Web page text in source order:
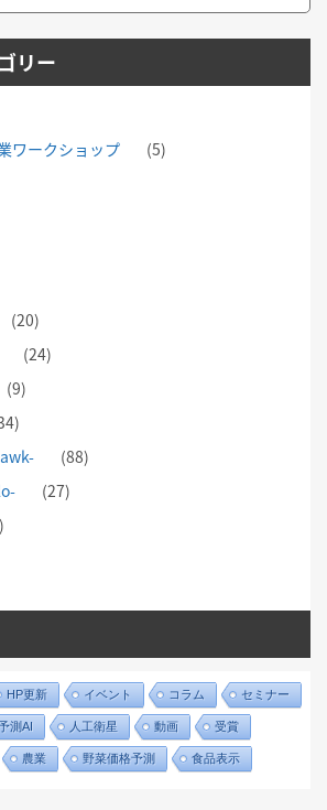
リー
ワークショップ
(5)
(20)
(24)
(9)
(88)
(27)
HP更新 イベント コラム セミナー
測AI 人工衛星 動画 受賞
農業 野菜価格予測 食品表示